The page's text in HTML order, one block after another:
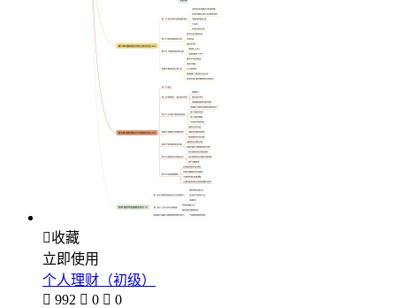
收藏
立即使用
个人理财（初级）
 992  0  0